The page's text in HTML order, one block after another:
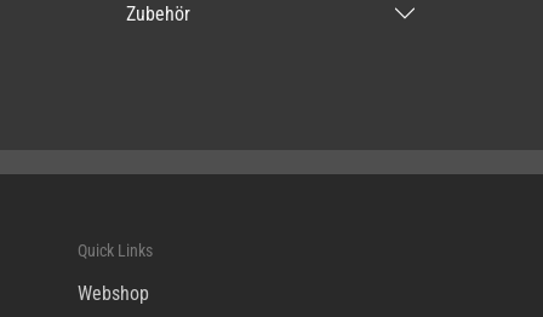
Zubehör
Quick Links
Webshop